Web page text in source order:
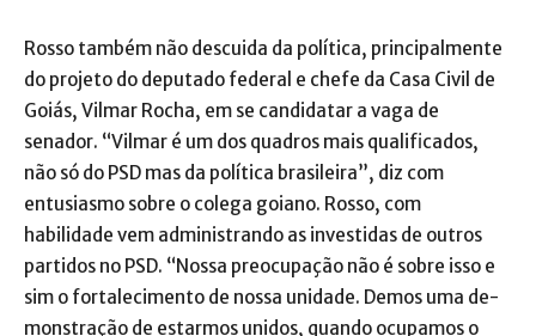
Rosso também não descuida da política, principalmente
do projeto do deputado federal e chefe da Casa Civil de
Goiás, Vilmar Rocha, em se candidatar a vaga de
senador. “Vil­mar é um dos quadros mais qualificados,
não só do PSD mas da política brasileira”, diz com
entusiasmo sobre o colega goiano. Rosso, com
habilidade vem administrando as investidas de outros
partidos no PSD. “Nossa preocupação não é sobre isso e
sim o fortalecimento de nossa unidade. Demos uma de­
monstração de estarmos unidos, quando ocupamos o